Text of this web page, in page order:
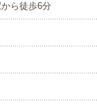
ら徒歩6分